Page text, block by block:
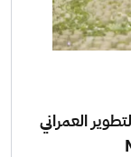
العمراني